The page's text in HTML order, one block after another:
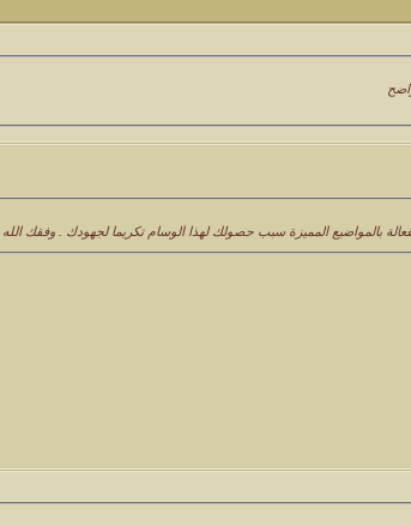
بالمواضيع المميزة سبب حصولك لهذا الوسام تكريما لجهودك . وفقك الله